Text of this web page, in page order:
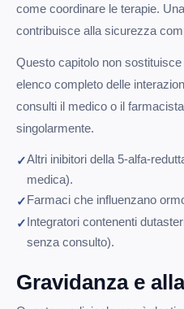
come coordinare le terapie.
contribuisce alla sicurezza
Questo capitolo non
elenco completo delle
consulti il medico o il
singolarmente.
Altri inibitori della 5-alfa-
medica).
Farmaci che influenzano
Integratori contenenti
senza consulto).
Gravidanza e